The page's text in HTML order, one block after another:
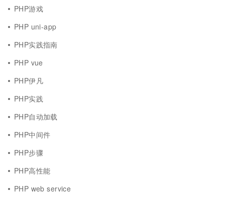
PHP游戏
PHP uni-app
PHP实践指南
PHP vue
PHP伊凡
PHP实践
PHP自动加载
PHP中间件
PHP步骤
PHP高性能
PHP web service